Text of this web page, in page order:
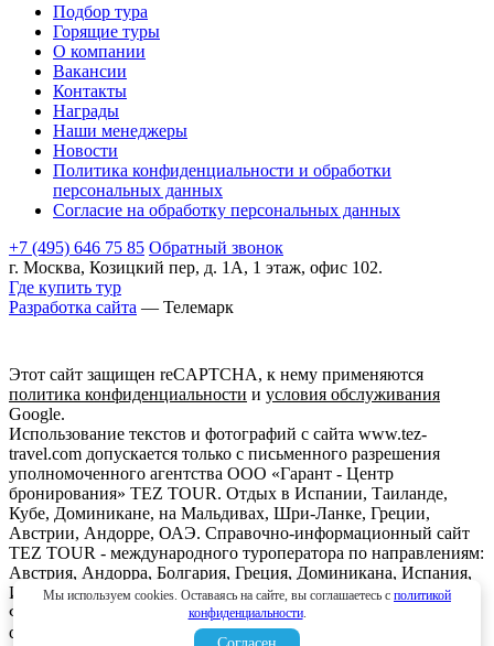
Подбор тура
Горящие туры
О компании
Вакансии
Контакты
Награды
Наши менеджеры
Новости
Политика конфиденциальности и обработки
персональных данных
Согласие на обработку персональных данных
+7 (495) 646 75 85 Обратный звонок
г. Москва, Козицкий пер, д. 1А, 1 этаж, офис 102.
Где купить тур
Разработка сайта — Телемарк
Этот сайт защищен reCAPTCHA, к нему применяются
политика конфиденциальности и условия обслуживания
Google.
Использование текстов и фотографий с сайта www.tez-
travel.com допускается только с письменного разрешения
уполномоченного агентства ООО «Гарант - Центр
бронирования» TEZ TOUR. Отдых в Испании, Таиланде,
Кубе, Доминикане, на Мальдивах, Шри-Ланке, Греции,
Австрии, Андорре, ОАЭ. Справочно-информационный сайт
TEZ TOUR - международного туроператора по направлениям:
Австрия, Андорра, Болгария, Греция, Доминикана, Испания,
Италия, Кипр, Куба, Мальдивы, Мексика, ОАЭ, Таиланд,
Франция, Шри-Ланка. Информация о ценах, указанная на
сайте, не является ни рекламой, ни офертой. определяемой
Мы используем cookies. Оставаясь на сайте, вы соглашаетесь с политикой
конфиденциальности.
Согласен